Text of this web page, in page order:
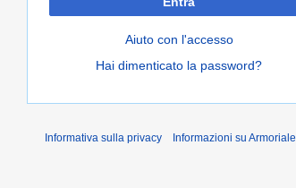
Aiuto con l'accesso
Hai dimenticato la password?
Informativa sulla privacy Informazioni su Armoriale